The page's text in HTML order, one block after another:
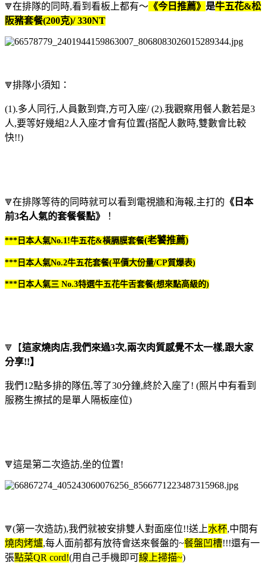
🔻在排隊的同時,看到看板上都有～ 《今日推薦》 是牛五花&松
阪豬套餐(200克)/ 330NT
🔻排隊小須知：
(1).多人同行,人員數到齊,方可入座/ (2).我觀察用餐人數若是3
人,要等好幾組2人入座才會有位置(搭配人數時,雙數會比較
快!!)
🔻在排隊等待的同時就可以看到電視牆和海報,主打的 《日本
前3名人氣的套餐餐點》
！
***日本人氣No.1!牛五花&橫膈膜套餐(老饕推薦)
***日本人氣No.2牛五花套餐(平價大份量/CP質爆表)
***日本人氣三 No.3特選牛五花牛舌套餐(想來點高級的)
🔻 【這家燒肉店,我們來過3次,兩次肉質感覺不太一樣,跟大家
分享!!】
我們12點多排的隊伍,等了30分鐘,終於入座了! (照片中有看到
服務生擦拭的是單人隔板座位)
🔻這是第二次造訪,坐的位置!
🔻(第一次造訪),我們就被安排雙人對面座位!!送上水杯,中間有
燒肉烤爐,每人面前都有放待會送來餐盤的~餐盤凹槽!!!還有一
張點菜QR cord!(用自己手機即可線上掃描~)